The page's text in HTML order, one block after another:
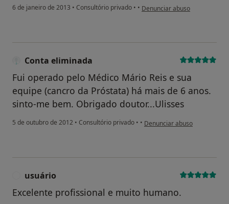
6 de janeiro de 2013 • Consultório privado • • na opinião do utilizador Conta
Denunciar abuso
Conta eliminada
Fui operado pelo Médico Mário Reis e sua
equipe (cancro da Próstata) há mais de 6 anos.
sinto-me bem. Obrigado doutor...Ulisses
5 de outubro de 2012 • Consultório privado • • na opinião do utilizador
Denunciar abuso
usuário
Excelente profissional e muito humano.